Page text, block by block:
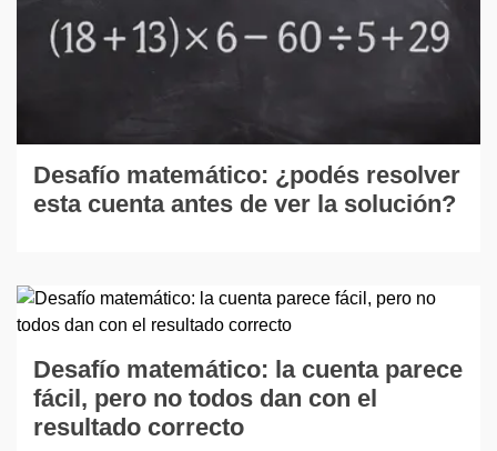
Desafío matemático: ¿podés resolver
esta cuenta antes de ver la solución?
Desafío matemático: la cuenta parece
fácil, pero no todos dan con el
resultado correcto